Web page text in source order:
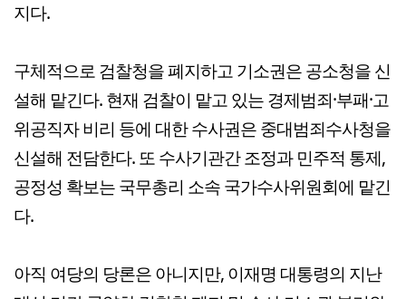
지다.
구체적으로 검찰청을 폐지하고 기소권은 공소청을 신
설해 맡긴다. 현재 검찰이 맡고 있는 경제범죄·부패·고
위공직자 비리 등에 대한 수사권은 중대범죄수사청을
신설해 전담한다. 또 수사기관간 조정과 민주적 통제,
공정성 확보는 국무총리 소속 국가수사위원회에 맡긴
다.
아직 여당의 당론은 아니지만, 이재명 대통령의 지난